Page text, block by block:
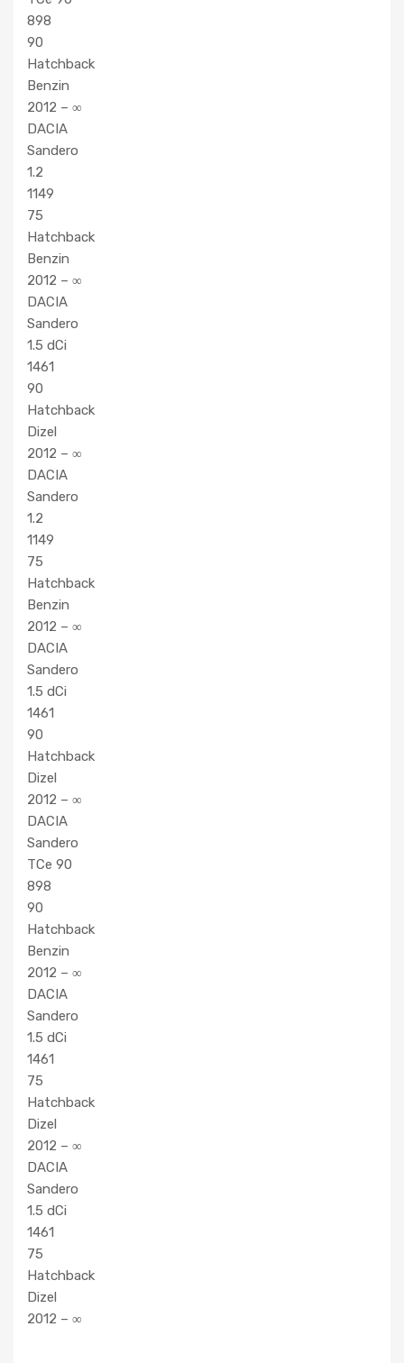
898
90
Hatchback
Benzin
2012 – ∞
DACIA
Sandero
1.2
1149
75
Hatchback
Benzin
2012 – ∞
DACIA
Sandero
1.5 dCi
1461
90
Hatchback
Dizel
2012 – ∞
DACIA
Sandero
1.2
1149
75
Hatchback
Benzin
2012 – ∞
DACIA
Sandero
1.5 dCi
1461
90
Hatchback
Dizel
2012 – ∞
DACIA
Sandero
TCe 90
898
90
Hatchback
Benzin
2012 – ∞
DACIA
Sandero
1.5 dCi
1461
75
Hatchback
Dizel
2012 – ∞
DACIA
Sandero
1.5 dCi
1461
75
Hatchback
Dizel
2012 – ∞